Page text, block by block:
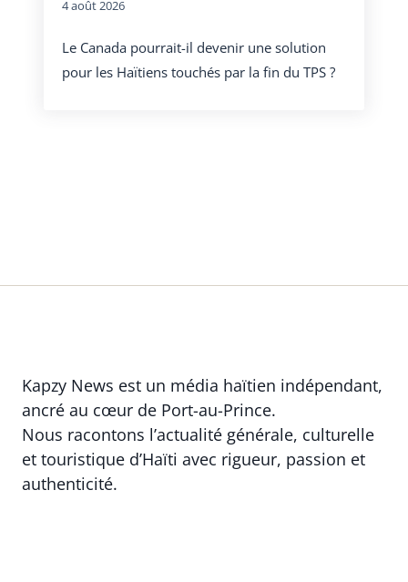
4 août 2026
Le Canada pourrait-il devenir une solution
pour les Haïtiens touchés par la fin du TPS ?
Kapzy News est un média haïtien indépendant,
ancré au cœur de Port-au-Prince.
Nous racontons l’actualité générale, culturelle
et touristique d’Haïti avec rigueur, passion et
authenticité.